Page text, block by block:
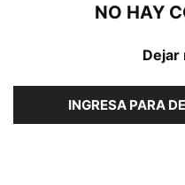
NO HAY
Dejar
INGRESA PARA